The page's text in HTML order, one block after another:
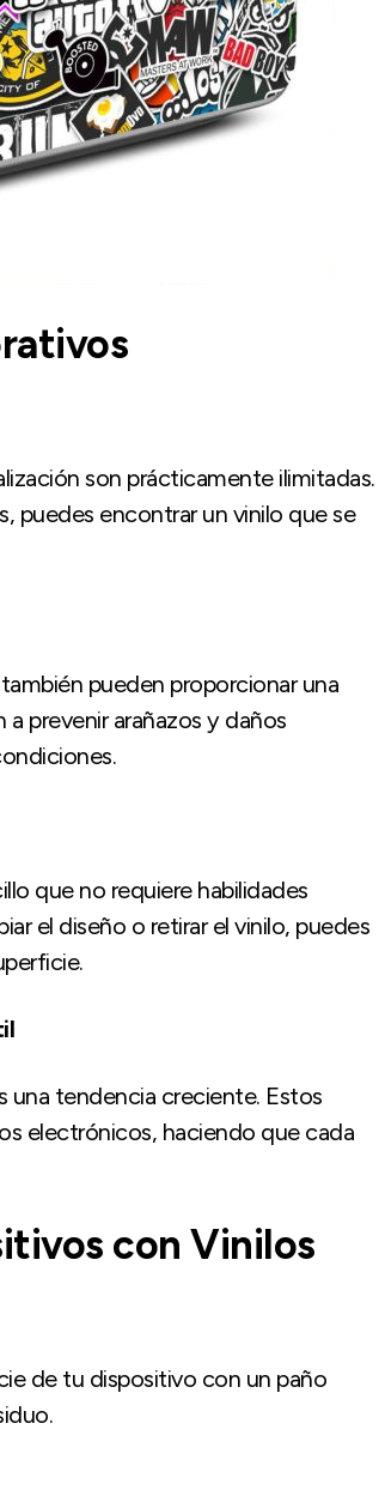
son prácticamente ilimitadas.
puedes encontrar un vinilo que se
pueden proporcionar una
prevenir arañazos y daños
que no requiere habilidades
el diseño o retirar el vinilo, puedes
una tendencia creciente. Estos
electrónicos, haciendo que cada
con Vinilos
de tu dispositivo con un paño